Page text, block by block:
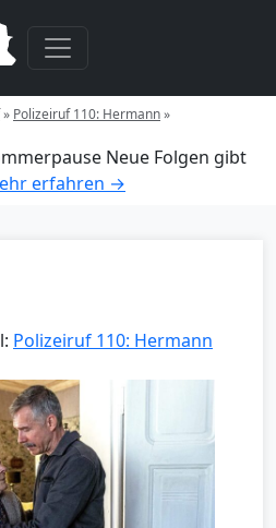
» Polizeiruf 110: Hermann»
Neue Folgen gibt
erfahren →
Polizeiruf 110: Hermann